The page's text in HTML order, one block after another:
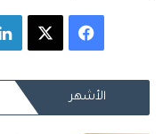
فيسبوك
الأشهر